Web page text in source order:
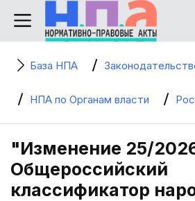
База НПА
НПА по Органам власти
"Изменение 25/
Общероссийский
классификатор